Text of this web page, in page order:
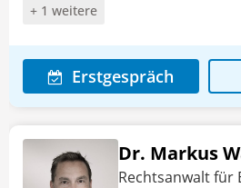
+ 1 weitere
Erstgespräch
Dr. Markus
Rechtsanwalt für